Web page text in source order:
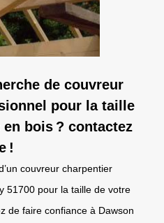
de couvreur
pour la taille
bois ? contactez
!
couvreur charpentier
51700 pour la taille de votre
de faire confiance à Dawson